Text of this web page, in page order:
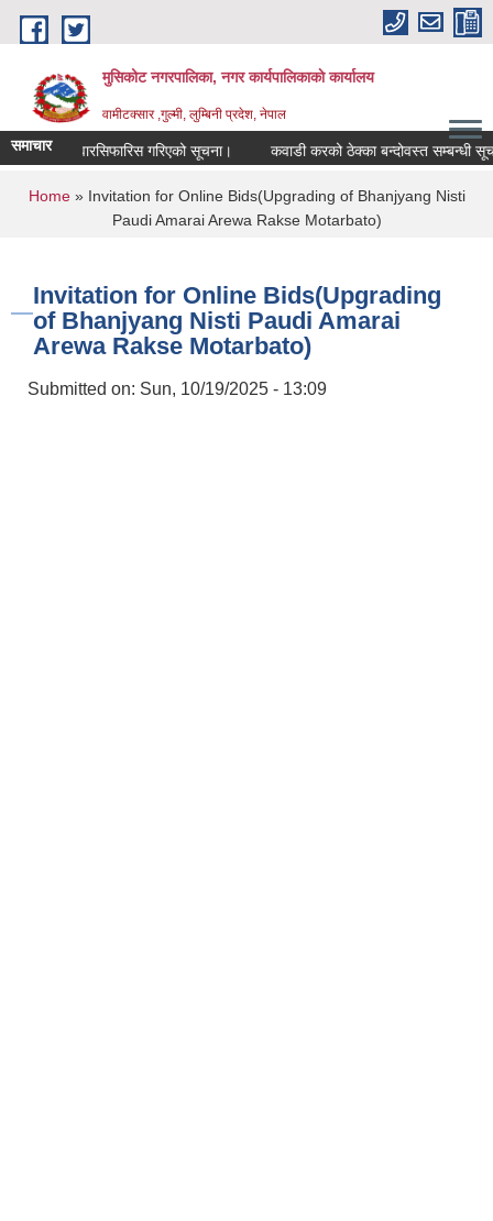
Skip to main content
मुसिकोट नगरपालिका, नगर कार्यपालिकाकाे कार्यालय
वामीटक्सार ,गुल्मी, लुम्बिनी प्रदेश, नेपाल
समाचार
उम्मेदवारसिफारिस गरिएको सूचना। कवाडी करको ठेक्का बन्दोवस्त सम्बन्धी सूचना
You are here
Home» Invitation for Online Bids(Upgrading of Bhanjyang Nisti
Paudi Amarai Arewa Rakse Motarbato)
Invitation for Online Bids(Upgrading
of Bhanjyang Nisti Paudi Amarai
Arewa Rakse Motarbato)
Submitted on: Sun, 10/19/2025 - 13:09